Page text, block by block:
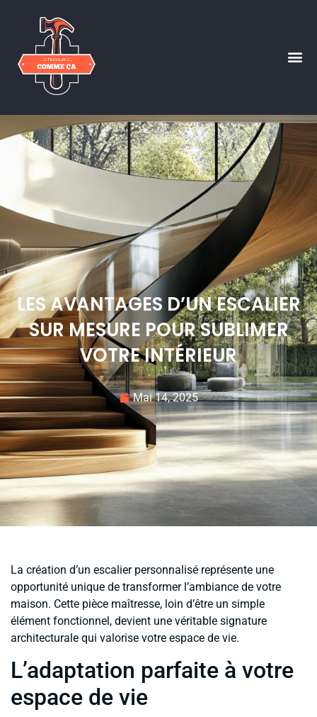
LES AVANTAGES D’UN ESCALIER
SUR MESURE POUR SUBLIMER
VOTRE INTÉRIEUR
Mai 14, 2025
La création d’un escalier personnalisé représente une
opportunité unique de transformer l’ambiance de votre
maison. Cette pièce maîtresse, loin d’être un simple
élément fonctionnel, devient une véritable signature
architecturale qui valorise votre espace de vie.
L’adaptation parfaite à votre
espace de vie